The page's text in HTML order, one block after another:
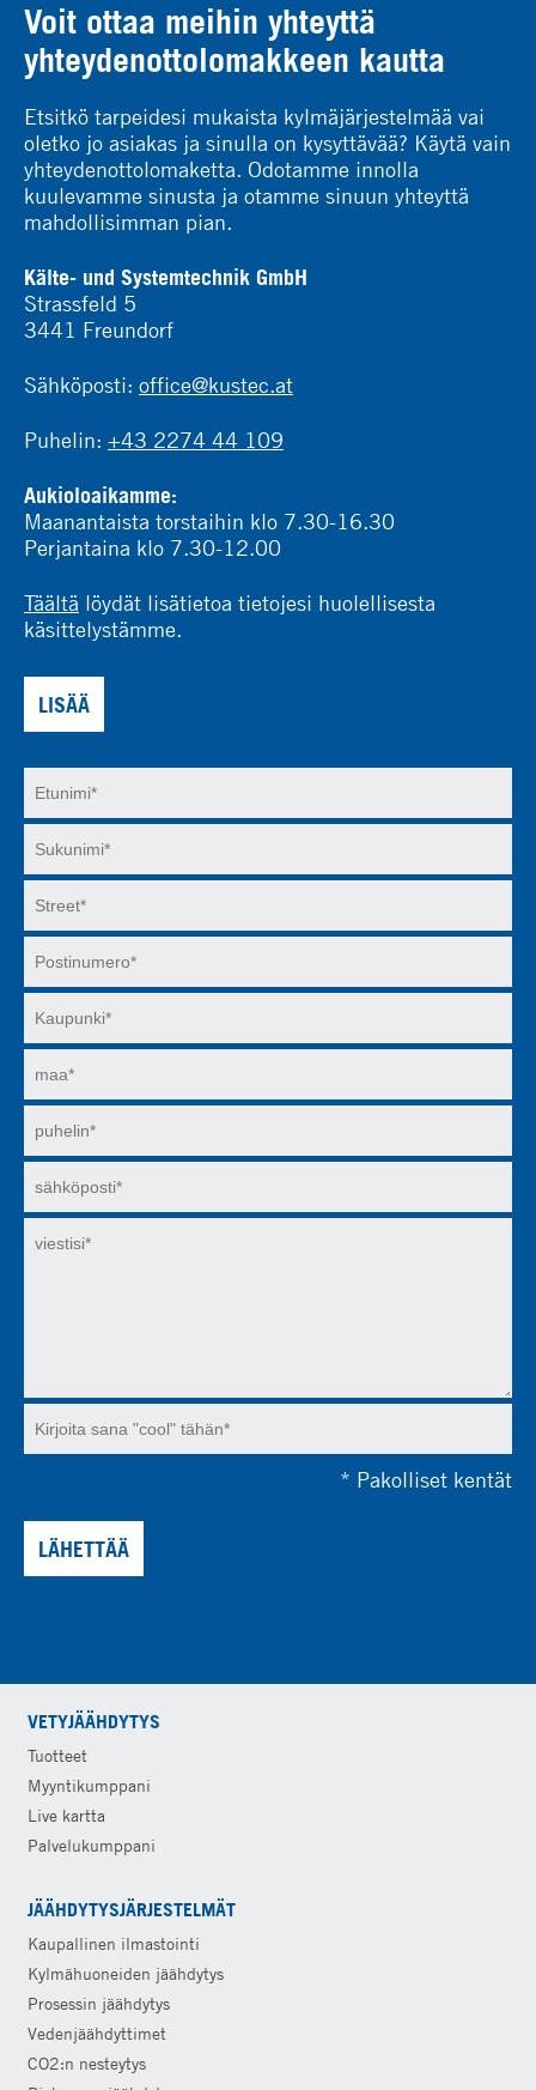
Voit ottaa meihin yhteyttä
yhteydenottolomakkeen kautta
Etsitkö tarpeidesi mukaista kylmäjärjestelmää vai
oletko jo asiakas ja sinulla on kysyttävää? Käytä vain
yhteydenottolomaketta. Odotamme innolla
kuulevamme sinusta ja otamme sinuun yhteyttä
mahdollisimman pian.
Kälte- und Systemtechnik GmbH
Strassfeld 5
3441 Freundorf
Sähköposti: office@kustec.at
Puhelin: +43 2274 44 109
Aukioloaikamme:
Maanantaista torstaihin klo 7.30-16.30
Perjantaina klo 7.30-12.00
Täältä löydät lisätietoa tietojesi huolellisesta
käsittelystämme.
LISÄÄ
* Pakolliset kentät
LÄHETTÄÄ
VETYJÄÄHDYTYS
Tuotteet
Myyntikumppani
Live kartta
Palvelukumppani
JÄÄHDYTYSJÄRJESTELMÄT
Kaupallinen ilmastointi
Kylmähuoneiden jäähdytys
Prosessin jäähdytys
Vedenjäähdyttimet
CO2:n nesteytys